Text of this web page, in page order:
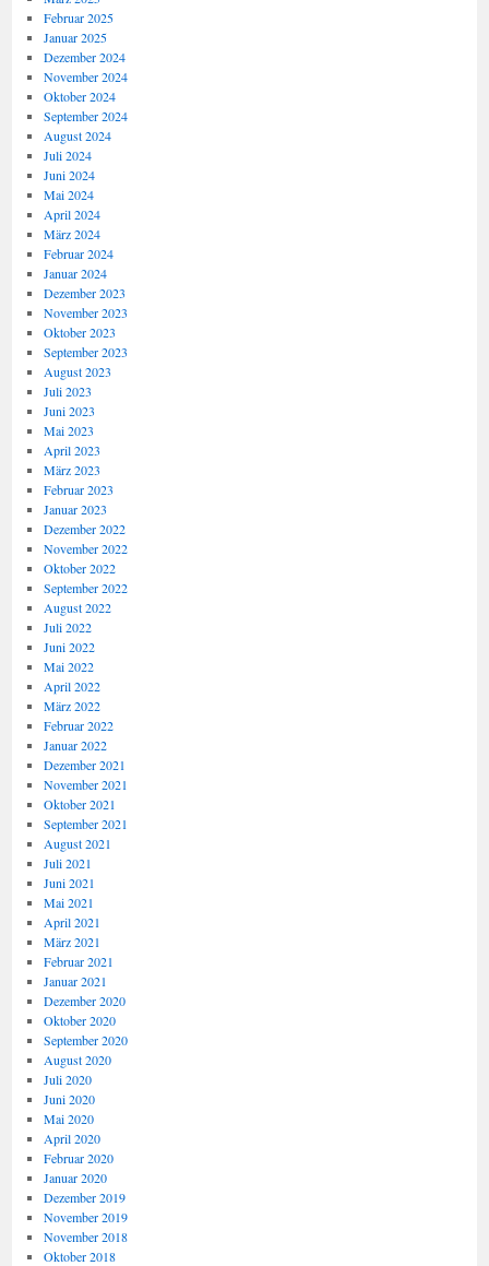
Februar 2025
Januar 2025
Dezember 2024
November 2024
Oktober 2024
September 2024
August 2024
Juli 2024
Juni 2024
Mai 2024
April 2024
März 2024
Februar 2024
Januar 2024
Dezember 2023
November 2023
Oktober 2023
September 2023
August 2023
Juli 2023
Juni 2023
Mai 2023
April 2023
März 2023
Februar 2023
Januar 2023
Dezember 2022
November 2022
Oktober 2022
September 2022
August 2022
Juli 2022
Juni 2022
Mai 2022
April 2022
März 2022
Februar 2022
Januar 2022
Dezember 2021
November 2021
Oktober 2021
September 2021
August 2021
Juli 2021
Juni 2021
Mai 2021
April 2021
März 2021
Februar 2021
Januar 2021
Dezember 2020
Oktober 2020
September 2020
August 2020
Juli 2020
Juni 2020
Mai 2020
April 2020
Februar 2020
Januar 2020
Dezember 2019
November 2019
November 2018
Oktober 2018